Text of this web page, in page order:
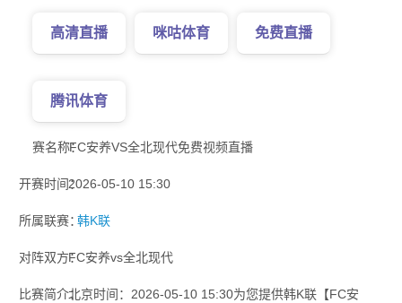
高清直播 咪咕体育 免费直播
腾讯体育
赛名称：FC安养VS全北现代免费视频直播
开赛时间：2026-05-10 15:30
所属联赛：韩K联
对阵双方：FC安养vs全北现代
比赛简介：北京时间：2026-05-10 15:30为您提供韩K联【FC安